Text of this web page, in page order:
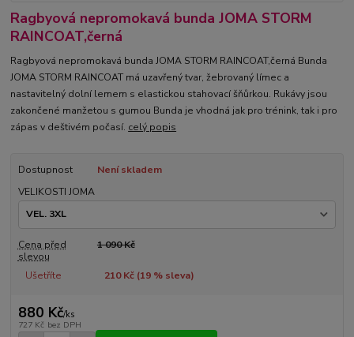
Ragbyová nepromokavá bunda JOMA STORM
RAINCOAT,černá
Ragbyová nepromokavá bunda JOMA STORM RAINCOAT,černá Bunda
JOMA STORM RAINCOAT má uzavřený tvar, žebrovaný límec a
nastavitelný dolní lemem s elastickou stahovací šňůrkou. Rukávy jsou
zakončené manžetou s gumou Bunda je vhodná jak pro trénink, tak i pro
zápas v deštivém počasí. celý popis
Dostupnost
Není skladem
VELIKOSTI JOMA
Cena před
slevou
1 090 Kč
Ušetříte 210 Kč (19% sleva)
880 Kč/ks
727 Kč bez DPH